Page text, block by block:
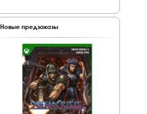
Новые предзаказы